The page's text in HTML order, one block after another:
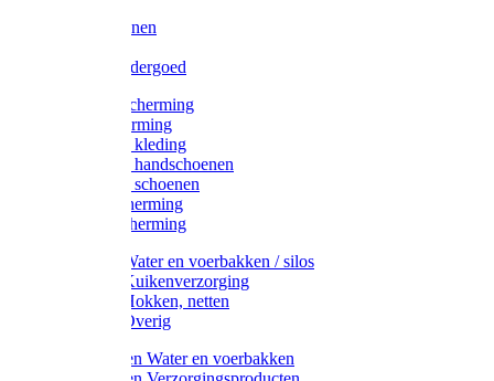
Handschoenen
Thermo ondergoed
Gehoorbescherming
Oogbescherming
Disposable kleding
Disposable handschoenen
Disposable schoenen
Mondbescherming
Hoofdbescherming
Pluimvee Water en voerbakken / silos
Pluimvee Kuikenverzorging
Pluimvee Hokken, netten
Pluimvee Overig
Knaagdieren Water en voerbakken